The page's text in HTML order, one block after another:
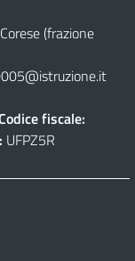
(frazione
fiscale:
UFPZ5R